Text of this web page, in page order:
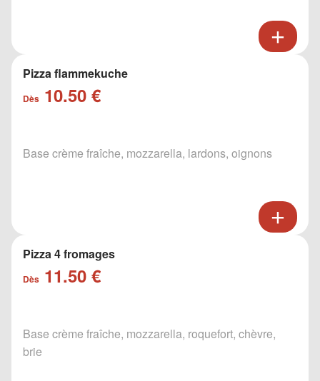
Pizza flammekuche
Dès 10.50 €
Base crème fraîche, mozzarella, lardons, oignons
Pizza 4 fromages
Dès 11.50 €
Base crème fraîche, mozzarella, roquefort, chèvre,
brie